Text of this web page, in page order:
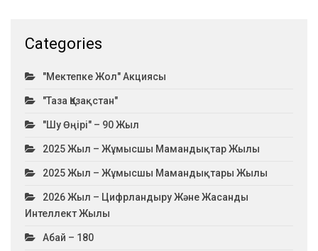
Categories
"Мектепке Жол" Акциясы
"Таза Қазақстан"
"Шу Өңірі" – 90 Жыл
2025 Жыл – Жұмысшы Мамандықтар Жылы
2025 Жыл – Жұмысшы Мамандықтары Жылы
2026 Жыл – Цифрландыру Және Жасанды
Интеллект Жылы
Абай – 180